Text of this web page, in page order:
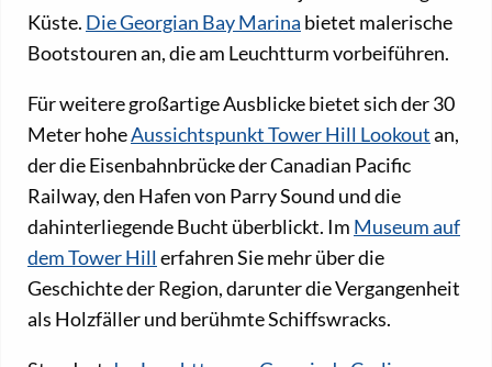
Küste. Die Georgian Bay Marina bietet malerische
Bootstouren an, die am Leuchtturm vorbeiführen.
Für weitere großartige Ausblicke bietet sich der 30
Meter hoheAussichtspunkt Tower Hill Lookoutan,
der die Eisenbahnbrücke der Canadian Pacific
Railway, den Hafen von Parry Sound und die
dahinterliegende Bucht überblickt. Im Museum auf
dem Tower Hill erfahren Sie mehr über die
Geschichte der Region, darunter die Vergangenheit
als Holzfäller und berühmte Schiffswracks.